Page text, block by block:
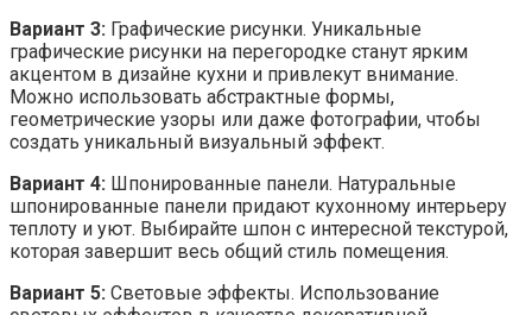
Вариант 3: Графические рисунки. Уникальные
графические рисунки на перегородке станут ярким
акцентом в дизайне кухни и привлекут внимание.
Можно использовать абстрактные формы,
геометрические узоры или даже фотографии, чтобы
создать уникальный визуальный эффект.
Вариант 4: Шпонированные панели. Натуральные
шпонированные панели придают кухонному интерьеру
теплоту и уют. Выбирайте шпон с интересной текстурой,
которая завершит весь общий стиль помещения.
Вариант 5: Световые эффекты. Использование